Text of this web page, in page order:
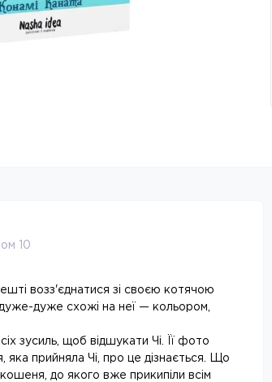
10
возз'єднатися зі своєю котячою
дуже схожі на неї — кольором,
зусиль, щоб відшукати Чі. Її фото
яка прийняла Чі, про це дізнається. Що
до якого вже прикипіли всім